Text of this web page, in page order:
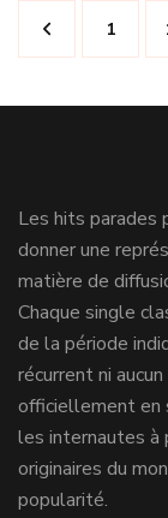
Navigation
des
Page
1
Les hits parades
donner une
matière de
Chaque single
de la période
récurrent ni
officiellement en
les internautes à
originaires du
popularité.